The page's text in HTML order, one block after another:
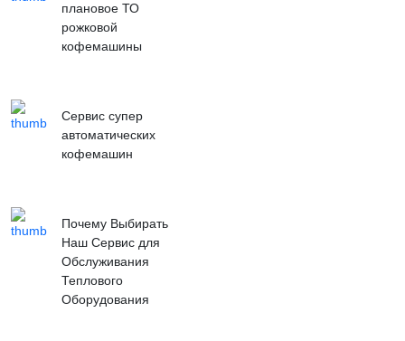
плановое ТО
рожковой
кофемашины
Сервис супер
автоматических
кофемашин
Почему Выбирать
Наш Сервис для
Обслуживания
Теплового
Оборудования